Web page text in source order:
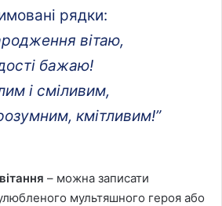
рядки:
вітаю,
бажаю!
і сміливим,
кмітливим!”
– можна записати
мультяшного героя або